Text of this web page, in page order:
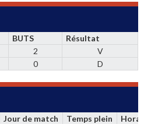
BUTS
Résultat
2
V
0 D
Jour de match Temps plein